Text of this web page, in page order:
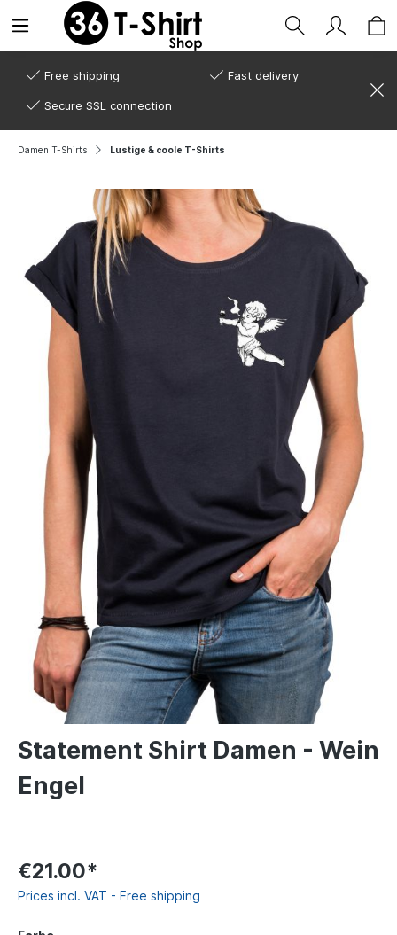
Free shipping Fast delivery
Secure SSL connection
Damen T-Shirts Lustige & coole T-Shirts
Statement Shirt Damen - Wein
Engel
€21.00*
Prices incl. VAT - Free shipping